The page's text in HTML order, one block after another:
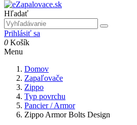
Hľadať
Prihlásiť sa
0 Košík
Menu
Domov
Zapaľovače
Zippo
Typ povrchu
Pancier / Armor
Zippo Armor Bolts Design